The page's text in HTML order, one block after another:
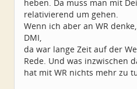
heben. Da muss man mit
relativierend um gehen.
Wenn ich aber an WR
DMI,
da war lange Zeit auf der
Rede. Und was inzwischen
hat mit WR nichts mehr zu